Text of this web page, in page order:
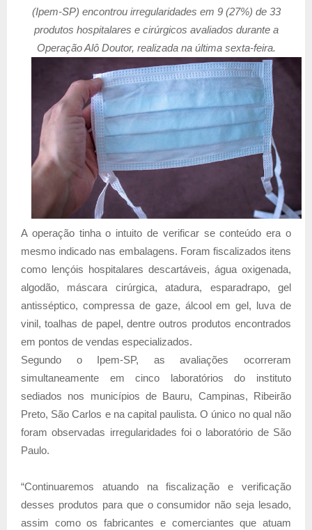
(Ipem-SP) encontrou irregularidades em 9 (27%) de 33
produtos hospitalares e cirúrgicos avaliados durante a
Operação Alô Doutor, realizada na última sexta-feira.
A operação tinha o intuito de verificar se conteúdo era o
mesmo indicado nas embalagens. Foram fiscalizados itens
como lençóis hospitalares descartáveis, água oxigenada,
algodão, máscara cirúrgica, atadura, esparadrapo, gel
antisséptico, compressa de gaze, álcool em gel, luva de
vinil, toalhas de papel, dentre outros produtos encontrados
em pontos de vendas especializados.
Segundo o Ipem-SP, as avaliações ocorreram
simultaneamente em cinco laboratórios do instituto
sediados nos municípios de Bauru, Campinas, Ribeirão
Preto, São Carlos e na capital paulista. O único no qual não
foram observadas irregularidades foi o laboratório de São
Paulo.
“Continuaremos atuando na fiscalização e verificação
desses produtos para que o consumidor não seja lesado,
assim como os fabricantes e comerciantes que atuam